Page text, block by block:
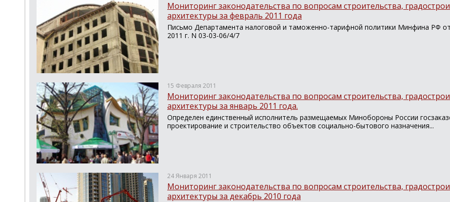
Мониторинг законодательства по вопросам строительства,
архитектуры за февраль 2011 года
Письмо Департамента налоговой и таможенно-тарифной политики Минфина РФ
2011 г. N 03-03-06/4/7
15 Февраля 2011
Мониторинг законодательства по вопросам строительства,
архитектуры за январь 2011 года.
Определен единственный исполнитель размещаемых Минобороны России
проектирование и строительство объектов социально-бытового назначения...
24 Января 2011
Мониторинг законодательства по вопросам строительства,
архитектуры за декабрь 2010 года